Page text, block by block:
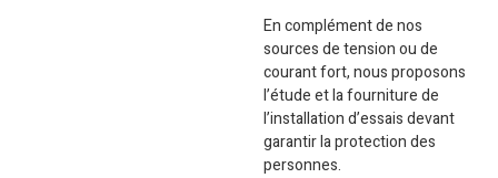
En complément de nos
sources de tension ou de
courant fort, nous proposons
l’étude et la fourniture de
l’installation d’essais devant
garantir la protection des
personnes.